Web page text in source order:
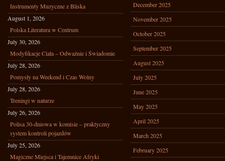
Instrumenty Muzyczne z Bliska
August 1, 2026
Polska Literatura w Centrum
July 30, 2026
Modyfikacje Ciała – Odważnie i Świadomie
July 28, 2026
Pomysły na Weekend i Czas Wolny
July 28, 2026
Treningi w naturze
July 26, 2026
Polisa 30-dniowa w komisie – praktyczny
system kontroli pojazdów
July 25, 2026
Magiczne Miejsca i Tajemnice Afryki
December 2025
November 2025
October 2025
September 2025
August 2025
July 2025
June 2025
May 2025
April 2025
March 2025
February 2025